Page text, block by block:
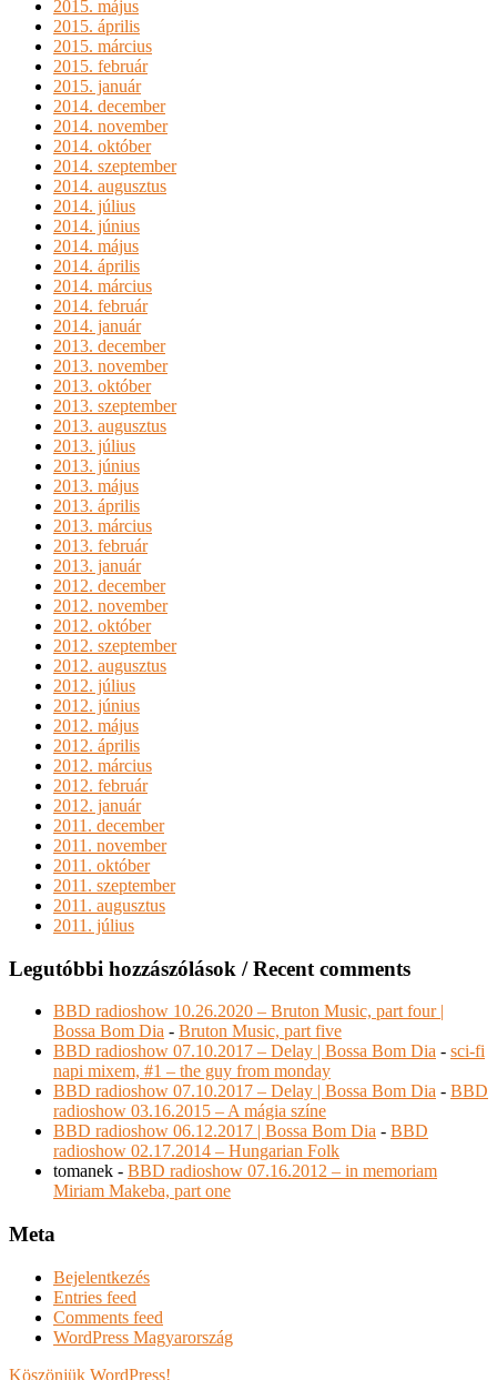
2015. május
2015. április
2015. március
2015. február
2015. január
2014. december
2014. november
2014. október
2014. szeptember
2014. augusztus
2014. július
2014. június
2014. május
2014. április
2014. március
2014. február
2014. január
2013. december
2013. november
2013. október
2013. szeptember
2013. augusztus
2013. július
2013. június
2013. május
2013. április
2013. március
2013. február
2013. január
2012. december
2012. november
2012. október
2012. szeptember
2012. augusztus
2012. július
2012. június
2012. május
2012. április
2012. március
2012. február
2012. január
2011. december
2011. november
2011. október
2011. szeptember
2011. augusztus
2011. július
Legutóbbi hozzászólások / Recent comments
BBD radioshow 10.26.2020 – Bruton Music, part four |
Bossa Bom Dia - Bruton Music, part five
BBD radioshow 07.10.2017 – Delay | Bossa Bom Dia - sci-fi
napi mixem, #1 – the guy from monday
BBD radioshow 07.10.2017 – Delay | Bossa Bom Dia - BBD
radioshow 03.16.2015 – A mágia színe
BBD radioshow 06.12.2017 | Bossa Bom Dia - BBD
radioshow 02.17.2014 – Hungarian Folk
tomanek - BBD radioshow 07.16.2012 – in memoriam
Miriam Makeba, part one
Meta
Bejelentkezés
Entries feed
Comments feed
WordPress Magyarország
Köszönjük WordPress!